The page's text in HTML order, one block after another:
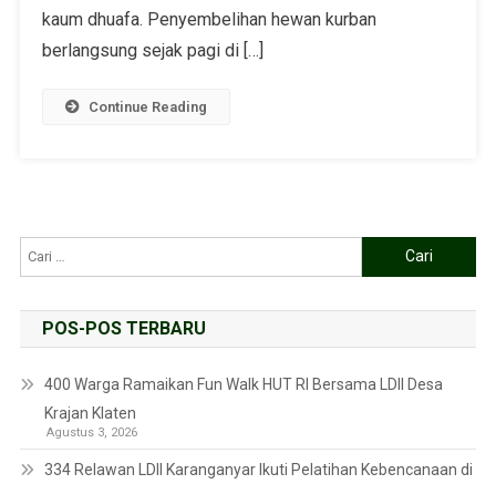
kaum dhuafa. Penyembelihan hewan kurban
berlangsung sejak pagi di […]
Continue Reading
POS-POS TERBARU
400 Warga Ramaikan Fun Walk HUT RI Bersama LDII Desa
Krajan Klaten
Agustus 3, 2026
334 Relawan LDII Karanganyar Ikuti Pelatihan Kebencanaan di